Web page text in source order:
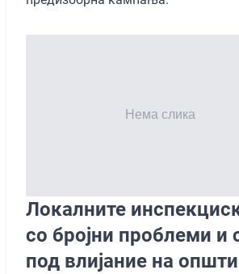
Локалните
со бројни проблеми и
под влијание на